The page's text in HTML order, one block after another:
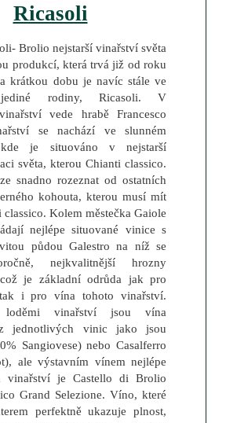
Ricasoli
Brolio nejstarší vinařství světa
produkcí, která trvá již od roku
krátkou dobu je navíc stále ve
rodiny, Ricasoli. V
vede hrabě Francesco
se nachází ve slunném
kde je situováno v nejstarší
světa, kterou Chianti classico.
snadno rozeznat od ostatních
kohouta, kterou musí mít
classico. Kolem městečka Gaiole
nejlépe situované vinice s
půdou Galestro na níž se
nejkvalitnější hrozny
což je základní odrůda jak pro
i pro vína tohoto vinařství.
loděmi vinařství jsou vína
jednotlivých vinic jako jsou
Sangiovese) nebo Casalferro
ale výstavním vínem nejlépe
vinařství je Castello di Brolio
Grand Selezione. Víno, které
perfektně ukazuje plnost,